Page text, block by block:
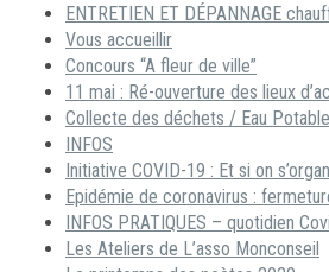
ENTRETIEN ET DÉPANNAGE
Vous accueillir
Concours “A fleur de ville”
11 mai : Ré-ouverture des lieux
Collecte des déchets / Eau Potable
INFOS
Initiative COVID-19 : Et si on
Epidémie de coronavirus :
INFOS PRATIQUES – quotidien
Les Ateliers de L’asso Monconseil